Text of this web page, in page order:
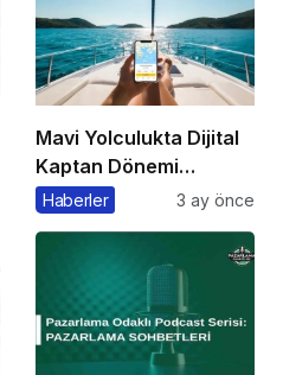
Mavi Yolculukta Dijital
Kaptan Dönemi
Başlıyor
Haberler 3 ay önce